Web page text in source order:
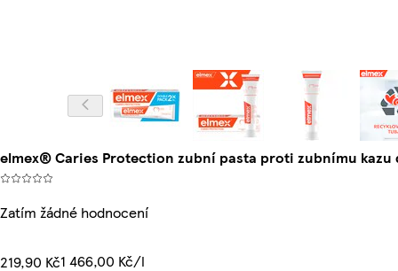
elmex® Caries Protection zubní pasta proti zubnímu kazu
Zatím žádné hodnocení
219,90 Kč1 466,00 Kč/l